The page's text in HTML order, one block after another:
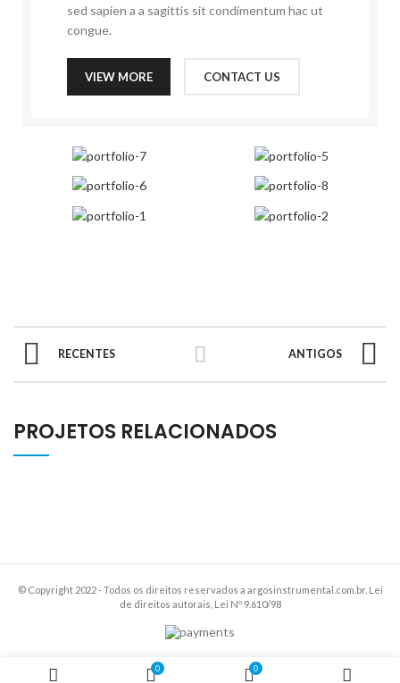
sed sapien a a sagittis sit condimentum hac ut
congue.
VIEW MORE CONTACT US
RECENTES ANTIGOS
PROJETOS RELACIONADOS
© Copyright 2022 - Todos os direitos reservados a argosinstrumental.com.br. Lei
de direitos autorais, Lei Nº 9.610/98
0 0